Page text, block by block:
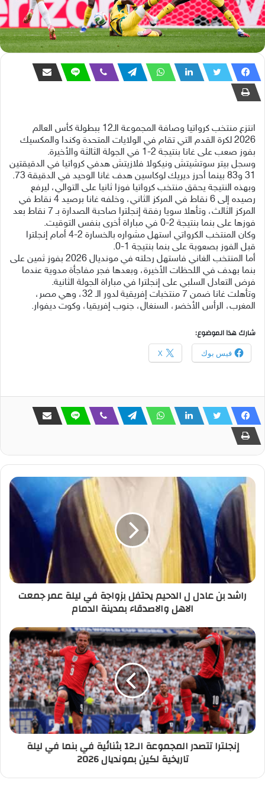
انتزع منتخب كرواتيا وصافة المجموعة الـ12 ببطولة كأس العالم
2026 لكرة القدم التي تقام في الولايات المتحدة وكندا والمكسيك
بفوز صعب على غانا بنتيجة 2-1 في الجولة الثالثة والأخيرة.
وسجل بيتر سوتشيتش ونيكولا فلازيتش هدفي كرواتيا في الدقيقتين
31 و83 بينما أحرز ديريك لوكاسين هدف غانا الوحيد في الدقيقة 73.
وبهذه النتيجة يحقق منتخب كرواتيا فوزا ثانيا على التوالي، ليرفع
رصيده إلى 6 نقاط في المركز الثاني، وخلفه غانا برصيد 4 نقاط في
المركز الثالث، وتأهلا سويا رفقة إنجلترا صاحبة الصدارة بـ 7 نقاط بعد
فوزها على بنما بنتيجة 2-0 في مباراة أخرى بنفس التوقيت.
وكان المنتخب الكرواتي استهل مشواره بالخسارة 2-4 أمام إنجلترا
قبل الفوز بصعوبة على بنما بنتيجة 1-0.
أما المنتخب الغاني فاستهل رحلته في مونديال 2026 بفوز ثمين على
بنما بهدف في اللحظات الأخيرة، وبعدها فجر مفاجأة مدوية عندما
فرض التعادل السلبي على إنجلترا في مباراة الجولة الثانية.
وتأهلت غانا ضمن 7 منتخبات إفريقية لدور الـ 32، وهي مصر،
المغرب، الرأس الأخضر، السنغال، جنوب إفريقيا، وكوت ديفوار.
شارك هذا الموضوع:
فيس بوك X
راشد بن عادل ل الدحيم يحتفل بزواجة في ليلة عمر جمعت
الاهل والاصدقاء بمدينة الدمام
إنجلترا تتصدر المجموعة الـ12 بثنائية في بنما في ليلة
تاريخية لكين بمونديال 2026